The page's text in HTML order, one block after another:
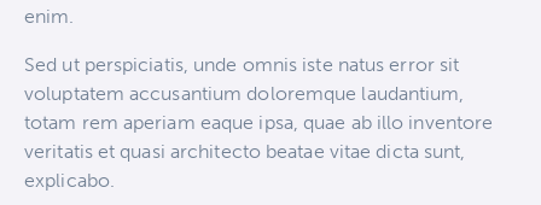
enim.
Sed ut perspiciatis, unde omnis iste natus error sit
voluptatem accusantium doloremque laudantium,
totam rem aperiam eaque ipsa, quae ab illo inventore
veritatis et quasi architecto beatae vitae dicta sunt,
explicabo.